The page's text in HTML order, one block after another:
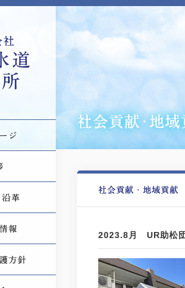
2023.8月 UR助松